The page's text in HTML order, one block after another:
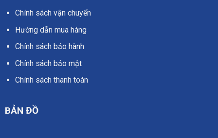
Chính sách vận chuyển
Hướng dẫn mua hàng
Chính sách bảo hành
Chính sách bảo mật
Chính sách thanh toán
BẢN ĐỒ